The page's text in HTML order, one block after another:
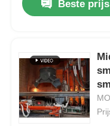
Beste prijs